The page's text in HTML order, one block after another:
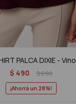
PALCA DIXIE - Vino
$ 490 $690
28